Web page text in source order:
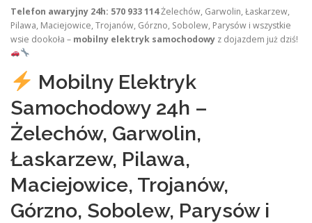
Telefon awaryjny 24h: 570 933 114Żelechów, Garwolin, Łaskarzew,
Pilawa, Maciejowice, Trojanów, Górzno, Sobolew, Parysów i wszystkie
wsie dookoła – mobilny elektryk samochodowy z dojazdem już dziś!
Mobilny Elektryk
Samochodowy 24h –
Żelechów, Garwolin,
Łaskarzew, Pilawa,
Maciejowice, Trojanów,
Górzno, Sobolew, Parysów i